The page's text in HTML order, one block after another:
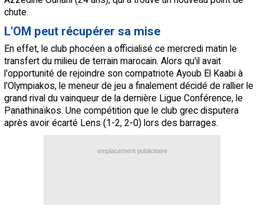
chute.
L'OM peut récupérer sa mise
En effet, le club phocéen a officialisé ce mercredi matin le
transfert du milieu de terrain marocain. Alors qu'il avait
l'opportunité de rejoindre son compatriote Ayoub El Kaabi à
l'Olympiakos, le meneur de jeu a finalement décidé de rallier le
grand rival du vainqueur de la dernière Ligue Conférence, le
Panathinaïkos. Une compétition que le club grec disputera
après avoir écarté Lens (1-2, 2-0) lors des barrages.
emplacement publicitaire